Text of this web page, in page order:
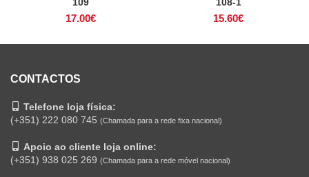
17.00€ 15.60€
CONTACTOS
Telefone loja física:
(+351) 222 080 745 (Chamada para a rede fixa nacional)
Apoio ao cliente loja online:
(+351) 938 025 269 (Chamada para a rede móvel nacional)